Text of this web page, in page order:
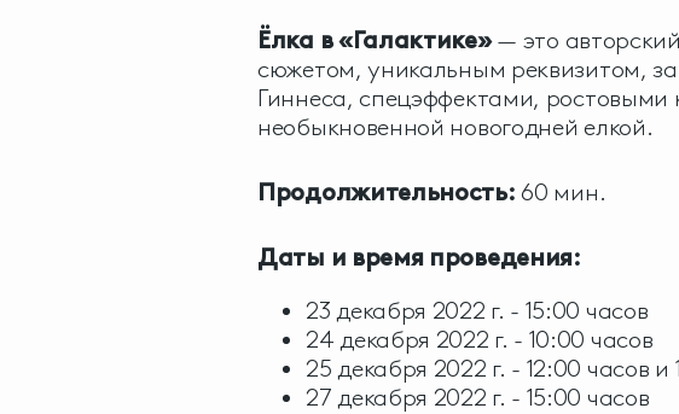
Ёлка в «Галактике»— это
сюжетом, уникальным реквизитом,
Гиннеса, спецэффектами, ростовыми
необыкновенной новогодней елкой.
Продолжительность: 60 мин.
Даты и время проведения:
23 декабря 2022 г. - 15:00 часов
24 декабря 2022 г. - 10:00 часов
25 декабря 2022 г. - 12:00 часов и
27 декабря 2022 г. - 15:00 часов